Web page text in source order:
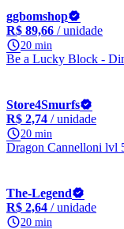
ggbomshop
R$ 89,66 / unidade
20 min
Be a Lucky Block -
Store4Smurfs
R$ 2,74 / unidade
20 min
Dragon Cannelloni lvl
The-Legend
R$ 2,64 / unidade
20 min